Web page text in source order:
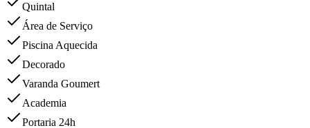
Quintal
Área de Serviço
Piscina Aquecida
Decorado
Varanda Goumert
Academia
Portaria 24h